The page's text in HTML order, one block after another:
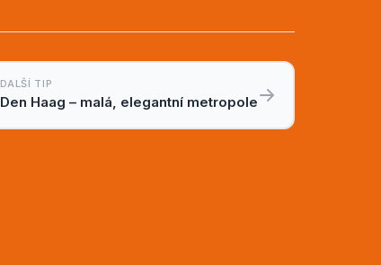
DALŠÍ TIP
Den Haag – malá, elegantní metropole